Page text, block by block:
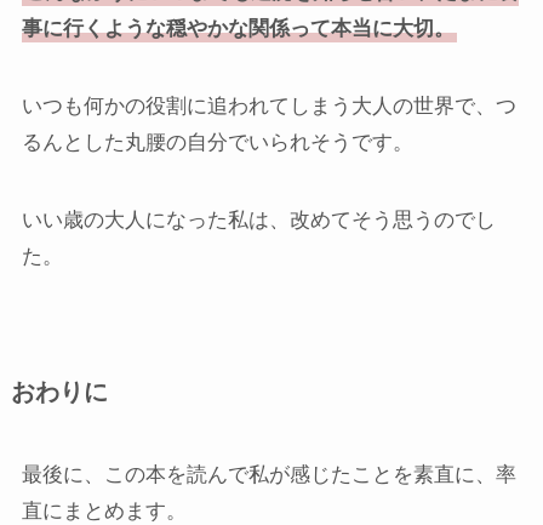
事に行くような穏やかな関係って本当に大切。
いつも何かの役割に追われてしまう大人の世界で、つ
るんとした丸腰の自分でいられそうです。
いい歳の大人になった私は、改めてそう思うのでし
た。
おわりに
最後に、この本を読んで私が感じたことを素直に、率
直にまとめます。